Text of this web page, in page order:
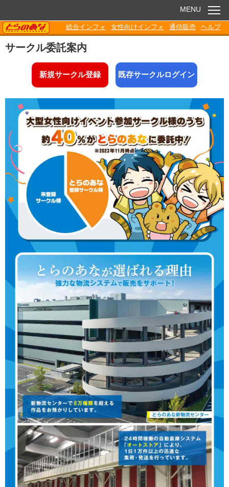
お知らせ
電子書籍
Q&A
各種ダウンロード
MENU
TORANOANA
総合インフォ 女性向けインフォ 通信販売 ヘルプ
サークル委託案内
新規サークル登録 既存サークルログイン